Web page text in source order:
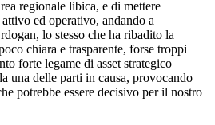
regionale libica, e di mettere
ed operativo, andando a
lo stesso che ha ribadito la
chiara e trasparente, forse troppi
forte legame di asset strategico
una delle parti in causa, provocando
potrebbe essere decisivo per il nostro